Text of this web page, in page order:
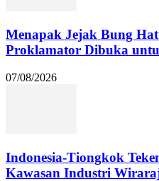
Menapak Jejak Bung
Proklamator Dibuka
07/08/2026
Indonesia-Tiongkok
Kawasan Industri